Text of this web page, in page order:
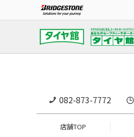
082-873-7772
店舗TOP